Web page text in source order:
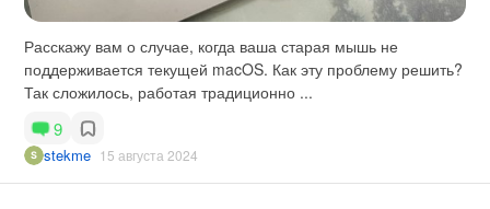
Расскажу вам о случае, когда ваша старая мышь не
поддерживается текущей macOS. Как эту проблему решить?
Так сложилось, работая традиционно ...
9
stekme 15 августа 2024